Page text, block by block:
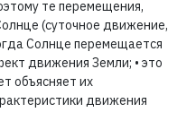
те перемещения,
(суточное движение,
Солнце перемещается
движения Земли; • это
объясняет их
движения